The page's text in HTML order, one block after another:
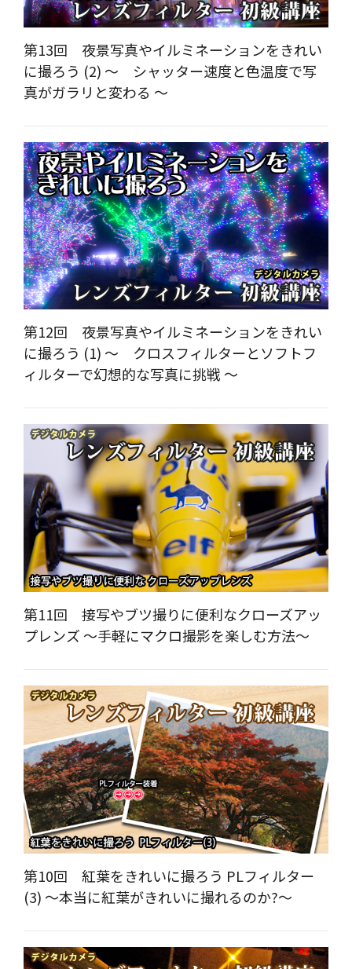
第13回 夜景写真やイルミネーションをきれい
に撮ろう (2) ～ シャッター速度と色温度で写
真がガラリと変わる ～
第12回 夜景写真やイルミネーションをきれい
に撮ろう (1) ～ クロスフィルターとソフトフ
ィルターで幻想的な写真に挑戦 ～
第11回 接写やブツ撮りに便利なクローズアッ
プレンズ ～手軽にマクロ撮影を楽しむ方法～
第10回 紅葉をきれいに撮ろう PLフィルター
(3) ～本当に紅葉がきれいに撮れるのか?～